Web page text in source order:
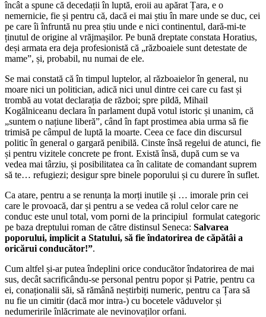
încât a spune că decedații în luptă, eroii au apărat Țara, e o
nemernicie, fie și pentru că, dacă ei mai știu în mare unde se duc, cei
pe care îi înfruntă nu prea știu unde e nici continentul, dară-mi-te
ținutul de origine al vrăjmașilor. Pe bună dreptate constata Horatius,
deși armata era deja profesionistă că „războaiele sunt detestate de
mame”, și, probabil, nu numai de ele.
Se mai constată că în timpul luptelor, al războaielor în general, nu
moare nici un politician, adică nici unul dintre cei care cu fast și
trombă au votat declarația de război; spre pildă, Mihail
Kogălniceanu declara în parlament după votul istoric și unanim, că
„suntem o națiune liberă”, când în fapt prostimea abia urma să fie
trimisă pe câmpul de luptă la moarte. Ceea ce face din discursul
politic în general o gargară penibilă. Cinste însă regelui de atunci, fie
și pentru vizitele concrete pe front. Există însă, după cum se va
vedea mai târziu, și posibilitatea ca în calitate de comandant suprem
să te… refugiezi; desigur spre binele poporului și cu durere în suflet.
Ca atare, pentru a se renunța la morți inutile și … imorale prin cei
care le provoacă, dar și pentru a se vedea că rolul celor care ne
conduc este unul total, vom porni de la principiul formulat categoric
pe baza dreptului roman de către distinsul Seneca: Salvarea
poporului, implicit a Statului, să fie îndatorirea de căpătâi a
oricărui conducător!”.
Cum altfel și-ar putea îndeplini orice conducător îndatorirea de mai
sus, decât sacrificându-se personal pentru popor și Patrie, pentru ca
ei, conaționalii săi, să rămână neștirbiți numeric, pentru ca Țara să
nu fie un cimitir (dacă mor intra-) cu bocetele văduvelor și
nedumeririle înlăcrimate ale nevinovaților orfani.